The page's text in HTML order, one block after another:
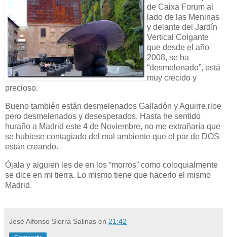
de Caixa Forum al
lado de las Meninas
y delante del Jardín
Vertical Colgante
que desde el año
2008, se ha
“desmelenado”, está
muy crecido y
precioso.
Bueno también están desmelenados Galladón y Aguirre,rloe
pero desmelenados y desesperados. Hasta he sentido
huraño a Madrid este 4 de Noviembre, no me extrañaría que
se hubiese contagiado del mal ambiente que el par de DOS
están creando.
Ójala y alguien les de en los “morros” como coloquialmente
se dice en mi tierra. Lo mismo tiene que hacerlo el mismo
Madrid.
José Alfonso Sierra Salinas en 21:42